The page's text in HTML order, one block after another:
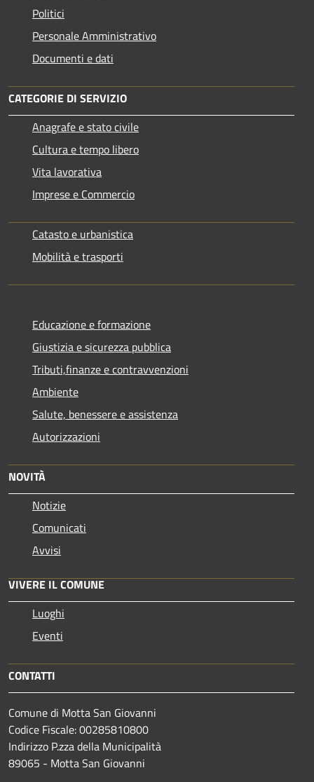
Politici
Personale Amministrativo
Documenti e dati
CATEGORIE DI SERVIZIO
Anagrafe e stato civile
Cultura e tempo libero
Vita lavorativa
Imprese e Commercio
Catasto e urbanistica
Mobilità e trasporti
Educazione e formazione
Giustizia e sicurezza pubblica
Tributi,finanze e contravvenzioni
Ambiente
Salute, benessere e assistenza
Autorizzazioni
NOVITÀ
Notizie
Comunicati
Avvisi
VIVERE IL COMUNE
Luoghi
Eventi
CONTATTI
Comune di Motta San Giovanni
Codice Fiscale: 00285810800
Indirizzo P.zza della Municipalità
89065 - Motta San Giovanni